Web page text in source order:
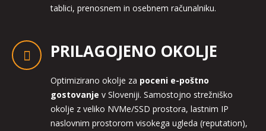
tablici, prenosnem in osebnem računalniku.
PRILAGOJENO OKOLJE
Optimizirano okolje za poceni e-poštno
gostovanje v Sloveniji. Samostojno strežniško
okolje z veliko NVMe/SSD prostora, lastnim IP
naslovnim prostorom visokega ugleda (reputation),